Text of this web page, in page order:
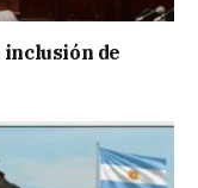
inclusión de